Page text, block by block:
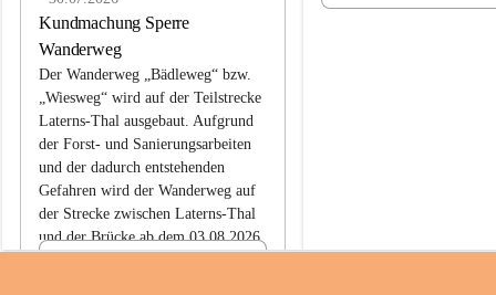
Kundmachung Sperre
Wanderweg
Der Wanderweg „Bädleweg“ bzw.
„Wiesweg“ wird auf der Teilstrecke
Laterns-Thal ausgebaut. Aufgrund
der Forst- und Sanierungsarbeiten
und der dadurch entstehenden
Gefahren wird der Wanderweg auf
der Strecke zwischen Laterns-Thal
und der Brücke ab dem 03.08.2026